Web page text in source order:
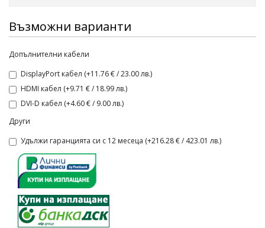
Възможни варианти
Допълнителни кабели
DisplayPort кабел (+11.76 € / 23.00 лв.)
HDMI кабел (+9.71 € / 18.99 лв.)
DVI-D кабел (+4.60 € / 9.00 лв.)
Други
Удължи гаранцията си с 12 месеца (+216.28 € / 423.01 лв.)